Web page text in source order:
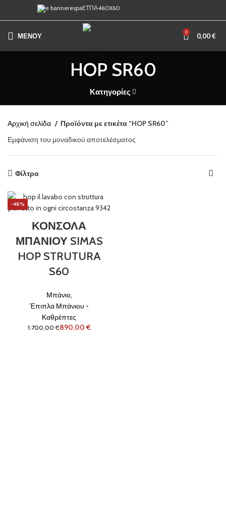
ΜΕΝΟΥ 0 0,00€
HOP SR60
Κατηγορίες
Αρχική σελίδα
Προϊόντα με ετικέτα “HOP SR60”
Εμφάνιση του μοναδικού αποτελέσματος
Φίλτρα
-48%
ΚΟΝΣΟΛΑ
ΜΠΑΝΙΟΥ SIMAS
HOP STRUTURA
S60
Μπάνιο,
Έπιπλα Μπάνιου -
Καθρέπτες
1.700,00€890,00 €